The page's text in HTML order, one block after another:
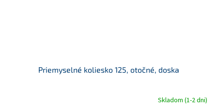
Priemyselné koliesko 125, otočné, doska
Skladom (1-2 dni)